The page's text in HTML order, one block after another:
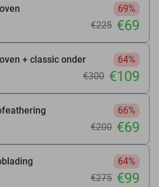
69%
€225 €69
+ classic onder
64%
€300 €109
66%
€200 €69
64%
€275 €99